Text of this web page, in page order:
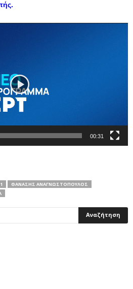
00:31
ΘΑΝΆΣΗΣ ΑΝΑΓΝΩΣΤΌΠΟΥΛΟΣ